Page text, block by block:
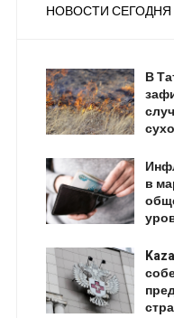
НОВОСТИ СЕГОДНЯ
В
в